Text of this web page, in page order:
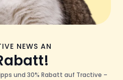
NEWS AN
und 30% Rabatt auf Tractive –